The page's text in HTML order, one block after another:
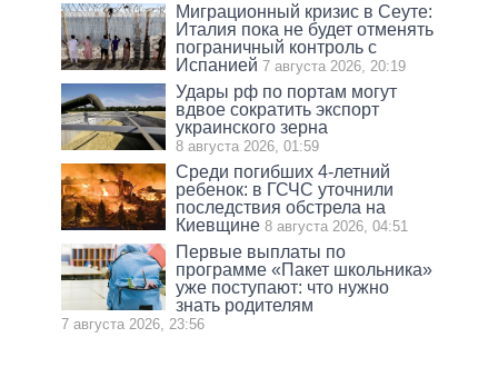
Миграционный кризис в Сеуте:
Италия пока не будет отменять
пограничный контроль с
Испанией 7 августа 2026, 20:19
Удары рф по портам могут
вдвое сократить экспорт
украинского зерна
8 августа 2026, 01:59
Среди погибших 4-летний
ребенок: в ГСЧС уточнили
последствия обстрела на
Киевщине 8 августа 2026, 04:51
Первые выплаты по
программе «Пакет школьника»
уже поступают: что нужно
знать родителям
7 августа 2026, 23:56